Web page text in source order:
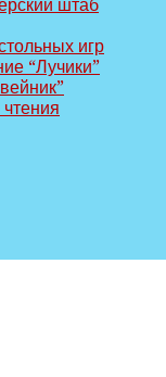
штаб
игр
“Лучики”